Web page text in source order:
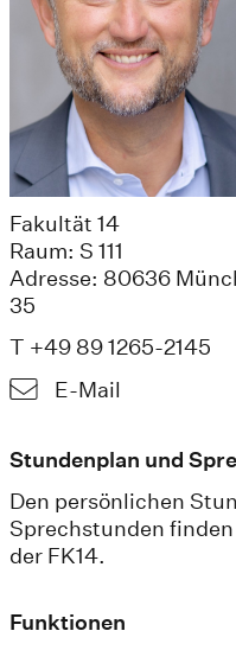
Fakultät 14
Raum: S 111
Adresse: 80636
35
T +49 89 1265-2145
E-Mail
Stundenplan und
Den persönlichen
Sprechstunden
der FK14.
Funktionen